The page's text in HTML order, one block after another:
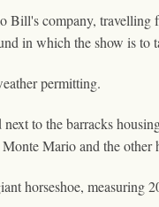
company, travelling
in which the show is
permitting.
to the barracks
Mario and the
horseshoe, measuring